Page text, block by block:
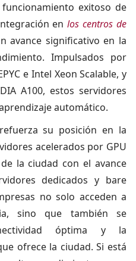
exitoso de
enlos centros de
avance significativo en la
Impulsados por
e Intel Xeon Scalable, y
A100, estos servidores
automático.
su posición en la
acelerados por GPU
la ciudad con el avance
dedicados y bare
no solo acceden a
sino que también se
óptima y la
ofrece la ciudad. Si está